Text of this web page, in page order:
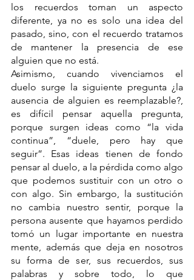
los recuerdos toman un aspecto
diferente, ya no es solo una idea del
pasado, sino, con el recuerdo tratamos
de mantener la presencia de ese
alguien que no está.
Asimismo, cuando vivenciamos el
duelo surge la siguiente pregunta ¿la
ausencia de alguien es reemplazable?,
es difícil pensar aquella pregunta,
porque surgen ideas como “la vida
continua”, “duele, pero hay que
seguir”. Esas ideas tienen de fondo
pensar al duelo, a la pérdida como algo
que podemos sustituir con un otro o
con algo. Sin embargo, la sustitución
no cambia nuestro sentir, porque la
persona ausente que hayamos perdido
tomó un lugar importante en nuestra
mente, además que deja en nosotros
su forma de ser, sus recuerdos, sus
palabras y sobre todo, lo que